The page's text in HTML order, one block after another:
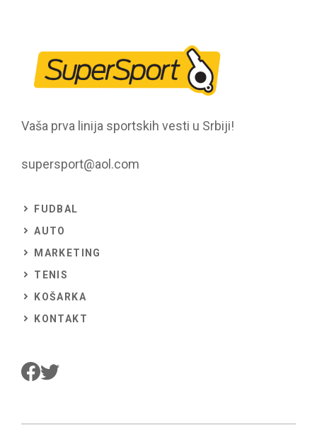
Vaša prva linija sportskih vesti u Srbiji!
supersport@aol.com
FUDBAL
AUTO
MARKETING
TENIS
KOŠARKA
KONTAKT